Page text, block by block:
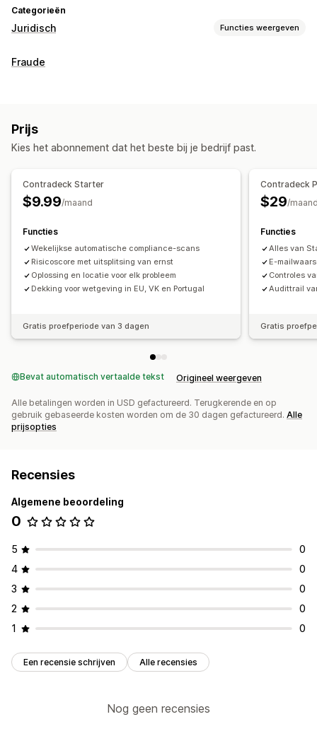
Categorieën
Juridisch Functies weergeven
Compliance
Fraude
Prijs
Kies het abonnement dat het beste bij je bedrijf past.
Contradeck Starter
$9.99/maand
Functies
Wekelijkse automatische compliance-scans
Risicoscore met uitsplitsing van ernst
Oplossing en locatie voor elk probleem
Dekking voor wetgeving in EU, VK en Portugal
Gratis proefperiode van 3 dagen
Contradeck
$29/
Functies
Alles van
E-
Controles
Audittrail
Gratis
Bevat automatisch vertaalde tekst Origineel weergeven
Alle betalingen worden in USD gefactureerd. Terugkerende en op
gebruik gebaseerde kosten worden om de 30 dagen gefactureerd. Alle
prijsopties
Recensies
Algemene beoordeling
0
5
0
4
0
3
0
2
0
1
0
Een recensie schrijven Alle recensies
Nog geen recensies